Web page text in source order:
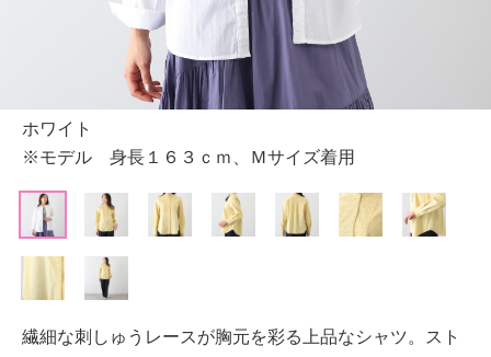
ホワイト
※モデル 身長１６３ｃｍ、Ｍサイズ着用
繊細な刺しゅうレースが胸元を彩る上品なシャツ。スト